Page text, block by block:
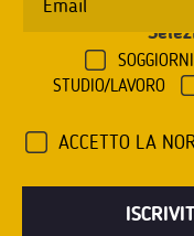
STUDIO/LAVORO
ACCETTO LA